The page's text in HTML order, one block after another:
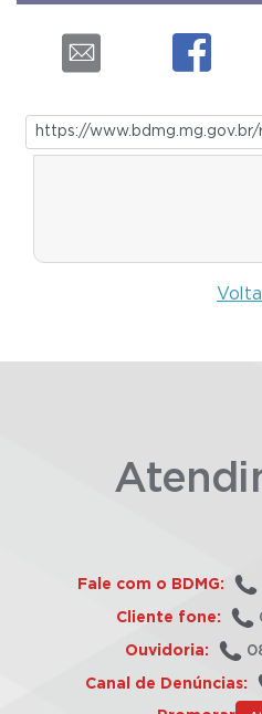
Fale com o BDMG:
Cliente fone:
Ouvidoria:
Canal de Denúncias: